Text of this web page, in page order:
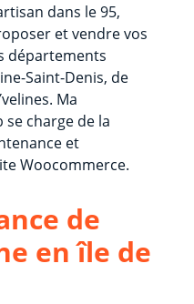
dans le 95,
et vendre vos
départements
Saint-Denis, de
Ma
se charge de la
et
Woocommerce.
de
en île de